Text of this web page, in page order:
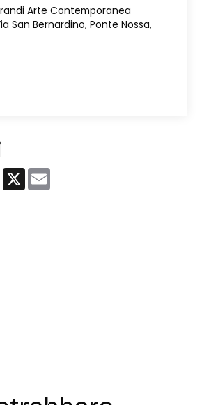
Arte Contemporanea
San Bernardino, Ponte Nossa,
WhatsApp
X